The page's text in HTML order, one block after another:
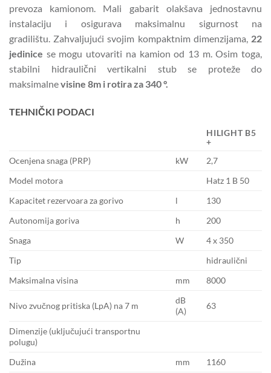
prevoza kamionom.
Mali gabarit olakšava jednostavnu
instalaciju i osigurava maksimalnu sigurnost na
gradilištu. Zahvaljujući svojim kompaktnim dimenzijama, 22
jedinice se mogu utovariti na kamion od 13 m. Osim toga,
stabilni hidraulični vertikalni stub se proteže do
maksimalnevisine 8m i rotira za 340 °.
TEHNIČKI PODACI
HILIGHT B5
+
Ocenjena snaga (PRP)
kW
2,7
Model motora
Hatz 1 B 50
Kapacitet rezervoara za gorivo
l
130
Autonomija goriva
h
200
Snaga
W
4 x 350
Tip
hidraulični
Maksimalna visina
mm 8000
Nivo zvučnog pritiska (LpA) na 7 m
dB
(A)
63
Dimenzije (uključujući transportnu
polugu)
Dužina
mm
1160